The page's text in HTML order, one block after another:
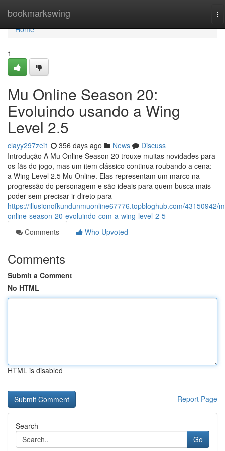
bookmarkswing
Home
Home
1
Mu Online Season 20:
Evoluindo usando a Wing
Level 2.5
clayy297zei1 356 days ago News
Discuss
Introdução A Mu Online Season 20 trouxe muitas novidades para
os fãs do jogo, mas um item clássico continua roubando a cena:
a Wing Level 2.5 Mu Online. Elas representam um marco na
progressão do personagem e são ideais para quem busca mais
poder sem precisar ir direto para
https://illusionofkundunmuonline67776.topbloghub.com/43150942/
online-season-20-evoluindo-com-a-wing-level-2-5
Comments
Who Upvoted
Comments
Submit a Comment
No HTML
HTML is disabled
Report Page
Search
Go